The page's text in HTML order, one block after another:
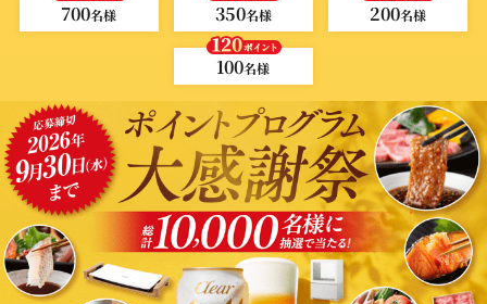
700名様 350名様 200名様
100名様